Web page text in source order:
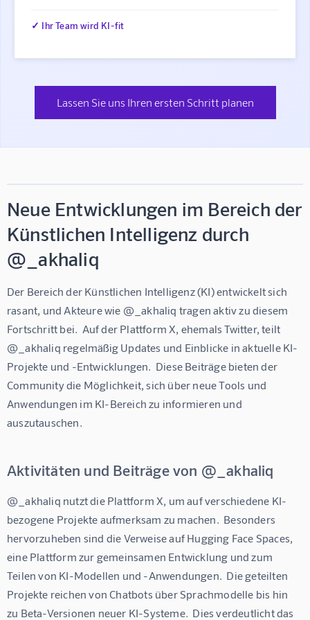
✓ Ihr Team wird KI-fit
Lassen Sie uns Ihren ersten Schritt planen
Neue Entwicklungen im Bereich der
Künstlichen Intelligenz durch
@_akhaliq
Der Bereich der Künstlichen Intelligenz (KI) entwickelt sich
rasant, und Akteure wie @_akhaliq tragen aktiv zu diesem
Fortschritt bei.  Auf der Plattform X, ehemals Twitter, teilt
@_akhaliq regelmäßig Updates und Einblicke in aktuelle KI-
Projekte und -Entwicklungen.  Diese Beiträge bieten der
Community die Möglichkeit, sich über neue Tools und
Anwendungen im KI-Bereich zu informieren und
auszutauschen.
Aktivitäten und Beiträge von @_akhaliq
@_akhaliq nutzt die Plattform X, um auf verschiedene KI-
bezogene Projekte aufmerksam zu machen.  Besonders
hervorzuheben sind die Verweise auf Hugging Face Spaces,
eine Plattform zur gemeinsamen Entwicklung und zum
Teilen von KI-Modellen und -Anwendungen.  Die geteilten
Projekte reichen von Chatbots über Sprachmodelle bis hin
zu Beta-Versionen neuer KI-Systeme.  Dies verdeutlicht das